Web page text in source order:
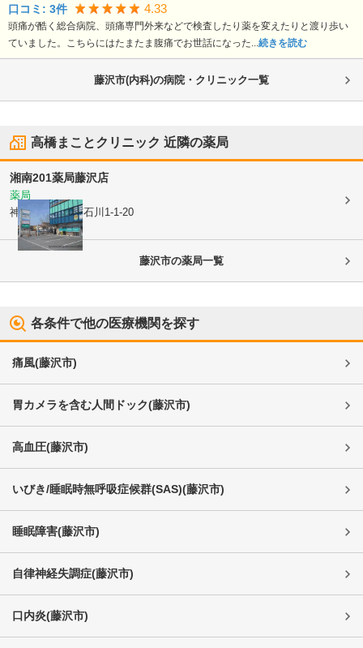
口コミ: 3件 4.33
頭痛が酷く総合病院、頭痛専門外来などで検査したり薬を変えたりと渡り歩い
ていました。こちらにはたまたま腹痛でお世話になった... 続きを読む
藤沢市(内科)の病院・クリニック一覧
高橋まことクリニック 近隣の薬局
湘南201薬局藤沢店
薬局
神奈川県藤沢市石川1-1-20
藤沢市の薬局一覧
各条件で他の医療機関を探す
痛風(藤沢市)
胃カメラを含む人間ドック(藤沢市)
高血圧(藤沢市)
いびき/睡眠時無呼吸症候群(SAS)(藤沢市)
睡眠障害(藤沢市)
自律神経失調症(藤沢市)
口内炎(藤沢市)